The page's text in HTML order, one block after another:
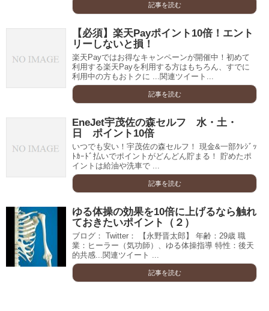
記事を読む
【必須】楽天Payポイント10倍！エント
リーしないと損！
楽天Payではお得なキャンペーンが開催中！初めて
利用する楽天Payを利用する方はもちろん、すでに
利用中の方もおトクに ...関連ツイート...
記事を読む
EneJet宇茂佐の森セルフ 水・土・
日 ポイント10倍
いつでも安い！宇茂佐の森セルフ！ 現金&一部ｸﾚｼﾞｯ
ﾄｶｰﾄﾞ払いでポイントがどんどん貯まる！ 貯めたポ
イントは給油や洗車で ...
記事を読む
ゆる体操の効果を10倍に上げるなら触れ
ておきたいポイント（２）
ブログ： Twitter： 【永野晋太郎】 年齢：29歳 職
業：ヒーラー（気功師）、ゆる体操指導 特性：後天
的共感...関連ツイート ...
記事を読む